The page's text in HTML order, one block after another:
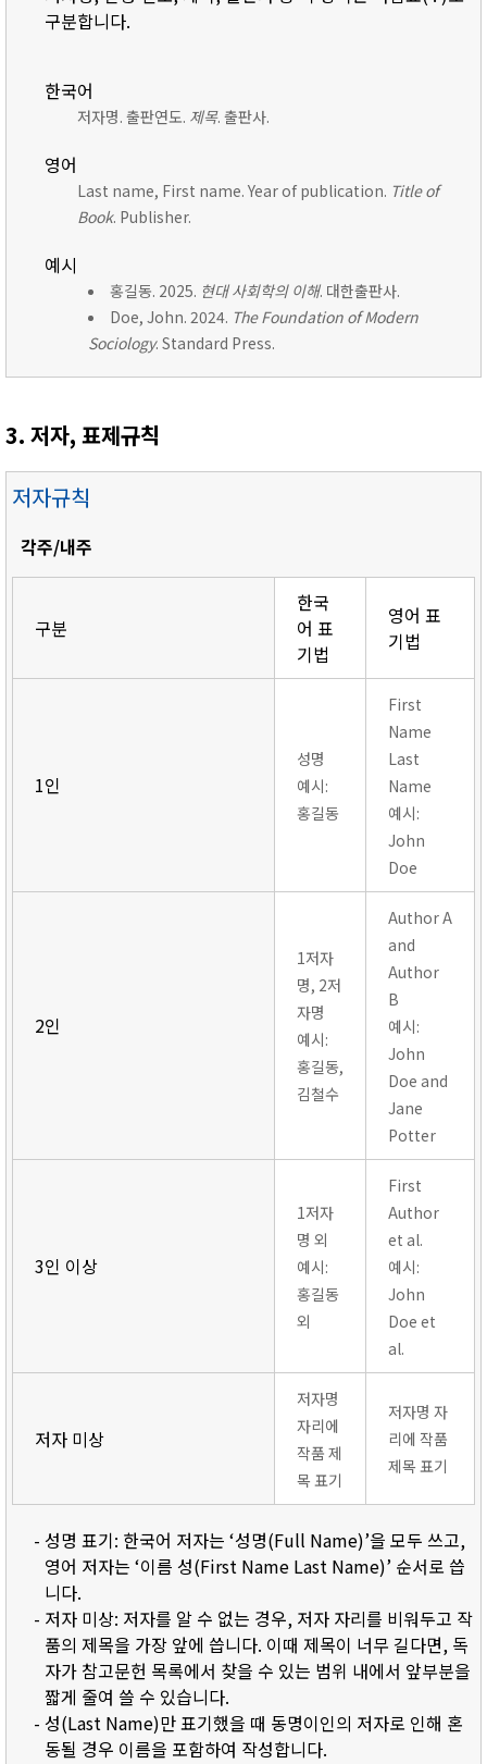
구분합니다.
한국어
저자명. 출판연도. 제목. 출판사.
영어
Last name, First name. Year of publication. Title of
Book. Publisher.
예시
홍길동. 2025. 현대 사회학의 이해. 대한출판사.
Doe, John. 2024. The Foundation of Modern
Sociology. Standard Press.
3. 저자, 표제규칙
저자규칙
각주/내주
구분
한국
어 표
기법
영어 표
기법
1인
성명
예시:
홍길동
First
Name
Last
Name
예시:
John
Doe
2인
1저자
명, 2저
자명
예시:
홍길동,
김철수
Author A
and
Author
B
예시:
John
Doe and
Jane
Potter
3인 이상
1저자
명 외
예시:
홍길동
외
First
Author
et al.
예시:
John
Doe et
al.
저자 미상
저자명
자리에
작품 제
목 표기
저자명 자
리에 작품
제목 표기
- 성명 표기: 한국어 저자는 ‘성명(Full Name)’을 모두 쓰고,
영어 저자는 ‘이름 성(First Name Last Name)’ 순서로 씁
니다.
- 저자 미상: 저자를 알 수 없는 경우, 저자 자리를 비워두고 작
품의 제목을 가장 앞에 씁니다. 이때 제목이 너무 길다면, 독
자가 참고문헌 목록에서 찾을 수 있는 범위 내에서 앞부분을
짧게 줄여 쓸 수 있습니다.
- 성(Last Name)만 표기했을 때 동명이인의 저자로 인해 혼
동될 경우 이름을 포함하여 작성합니다.